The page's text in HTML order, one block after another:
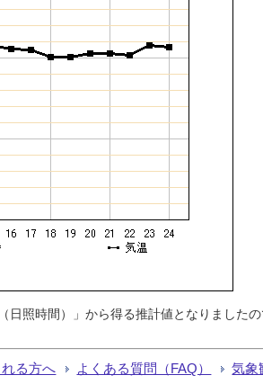
照時間）」から得る推計値となりました
る方へ よくある質問（FAQ） 気象